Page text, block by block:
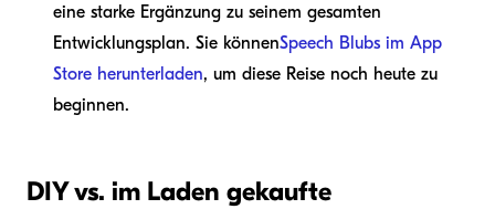
eine starke Ergänzung zu seinem gesamten
Entwicklungsplan. Sie könnenSpeech Blubs im App
Store herunterladen, um diese Reise noch heute zu
beginnen.
DIY vs. im Laden gekaufte